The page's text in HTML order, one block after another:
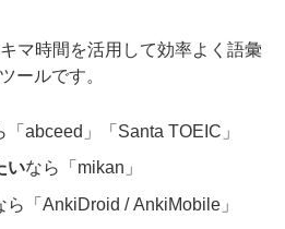
マ時間を活用して効率よく語彙
ールです。
「abceed」「Santa TOEIC」
いなら「mikan」
ら「AnkiDroid / AnkiMobile」